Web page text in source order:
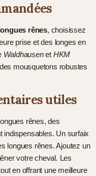
rênes, choisissez
prise et des longes en
Waldhausenet HKM
mousquetons robustes
utiles
rênes, des
indispensables. Un surfaix
longues rênes. Ajoutez un
votre cheval. Les
en offrant une meilleure